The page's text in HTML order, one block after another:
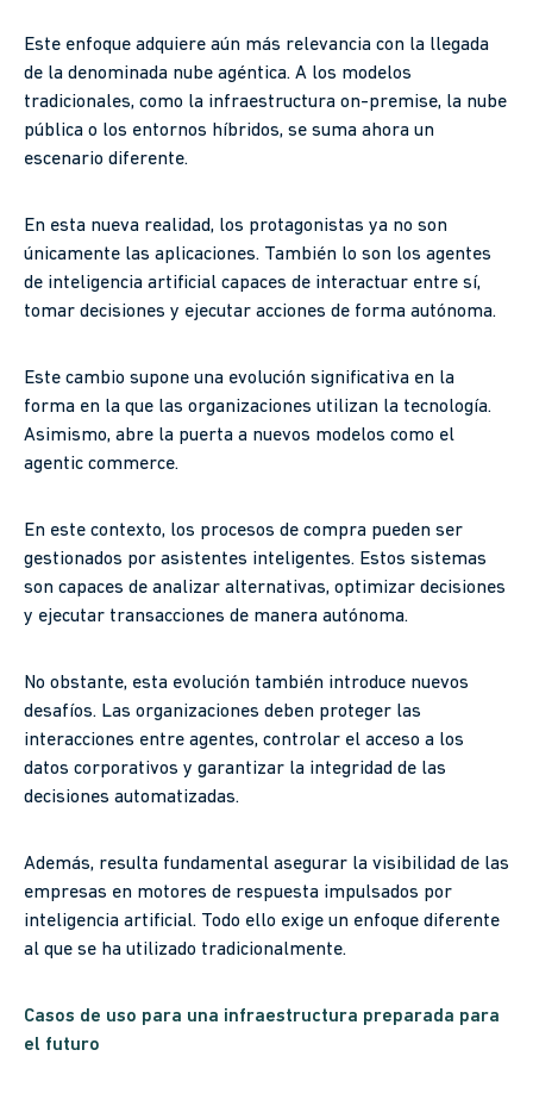
Este enfoque adquiere aún más relevancia con la llegada
de la denominada nube agéntica. A los modelos
tradicionales, como la infraestructura on-premise, la nube
pública o los entornos híbridos, se suma ahora un
escenario diferente.
En esta nueva realidad, los protagonistas ya no son
únicamente las aplicaciones. También lo son los agentes
de inteligencia artificial capaces de interactuar entre sí,
tomar decisiones y ejecutar acciones de forma autónoma.
Este cambio supone una evolución significativa en la
forma en la que las organizaciones utilizan la tecnología.
Asimismo, abre la puerta a nuevos modelos como el
agentic commerce.
En este contexto, los procesos de compra pueden ser
gestionados por asistentes inteligentes. Estos sistemas
son capaces de analizar alternativas, optimizar decisiones
y ejecutar transacciones de manera autónoma.
No obstante, esta evolución también introduce nuevos
desafíos. Las organizaciones deben proteger las
interacciones entre agentes, controlar el acceso a los
datos corporativos y garantizar la integridad de las
decisiones automatizadas.
Además, resulta fundamental asegurar la visibilidad de las
empresas en motores de respuesta impulsados por
inteligencia artificial. Todo ello exige un enfoque diferente
al que se ha utilizado tradicionalmente.
Casos de uso para una infraestructura preparada para
el futuro